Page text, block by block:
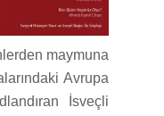
maymuna
Avrupa
İsveçli